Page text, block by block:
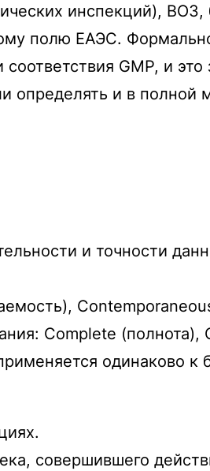
инспекций), ВОЗ,
полю ЕАЭС.
GMP, и это
определять и в полной
и точности
Complete (полнота),
одинаково
совершившего